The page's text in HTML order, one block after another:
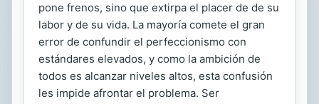
pone frenos, sino que extirpa el placer de de su
labor y de su vida. La mayoría comete el gran
error de confundir el perfeccionismo con
estándares elevados, y como la ambición de
todos es alcanzar niveles altos, esta confusión
les impide afrontar el problema. Ser